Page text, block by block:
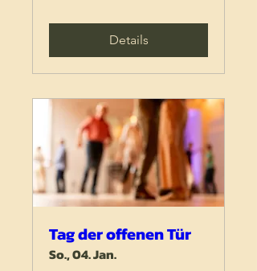
Details
Tag der offenen Tür
So., 04. Jan.